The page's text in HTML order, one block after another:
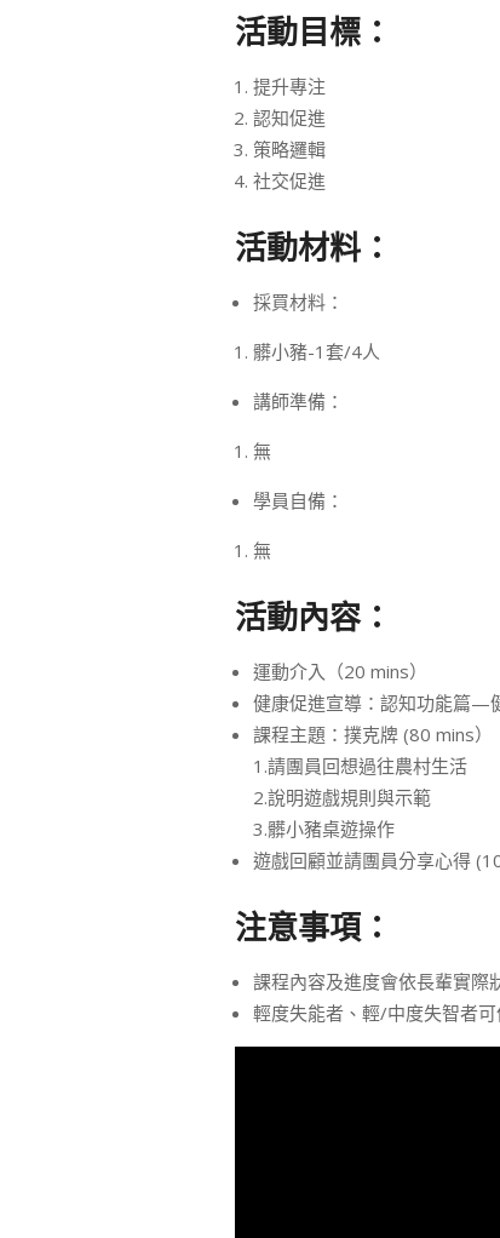
活動目標：
提升專注
認知促進
策略邏輯
社交促進
活動材料：
採買材料：
髒小豬-1套/4人
講師準備：
無
學員自備：
無
活動內容：
運動介入（20 mins）
健康促進宣導：認知功能篇—
課程主題：撲克牌 (80 mins）
1.請團員回想過往農村生活
2.說明遊戲規則與示範
3.髒小豬桌遊操作
遊戲回顧並請團員分享心得 (10
注意事項：
課程內容及進度會依長輩實際
輕度失能者、輕/中度失智者